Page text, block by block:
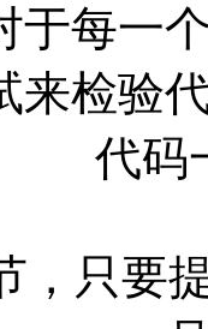
于每一
来检验
代码
只要提